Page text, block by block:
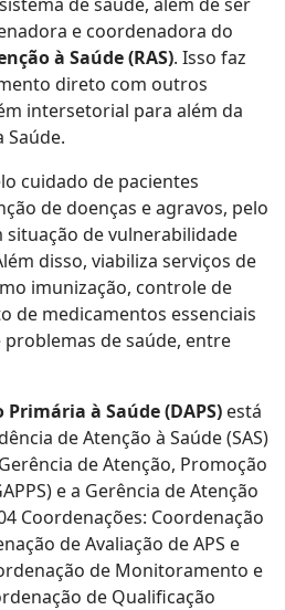
e coordenadora do
à Saúde (RAS). Isso faz
direto com outros
intersetorial para além da
Saúde.
cuidado de pacientes
de doenças e agravos, pelo
situação de vulnerabilidade
disso, viabiliza serviços de
imunização, controle de
de medicamentos essenciais
de saúde, entre
à Saúde (DAPS) está
de Atenção à Saúde (SAS)
de Atenção, Promoção
e a Gerência de Atenção
Coordenações: Coordenação
de Avaliação de APS e
de Monitoramento e
de Qualificação